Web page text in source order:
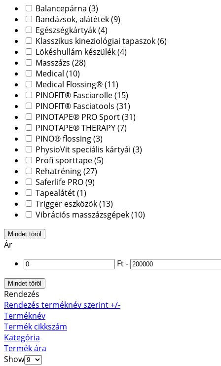
Balancepárna (3)
Bandázsok, alátétek(9)
Egészségkártyák(4)
Klasszikus kineziológiai tapaszok(6)
Lökéshullám készülék(4)
Masszázs (28)
Medical (10)
Medical Flossing®(11)
PINOFIT® Fasciarolle(15)
PINOFIT® Fasciatools (31)
PINOTAPE® PRO Sport(31)
PINOTAPE® THERAPY(7)
PINO® flossing(3)
PhysioVit speciális kártyái (3)
Profi sporttape(5)
Rehatréning(27)
Saferlife PRO(9)
Tapealátét(1)
Trigger eszközök(13)
Vibrációs masszázsgépek(10)
Mindet töröl
Ár
Ft-
Mindet töröl
Rendezés
Rendezés terméknév szerint +/-
Terméknév
Termék cikkszám
Kategória
Termék ára
Show